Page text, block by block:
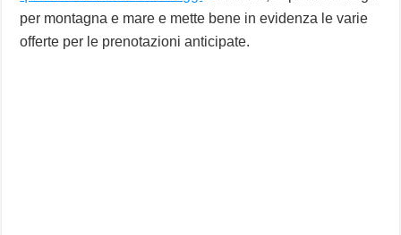
per montagna e mare e mette bene in evidenza le varie
offerte per le prenotazioni anticipate.